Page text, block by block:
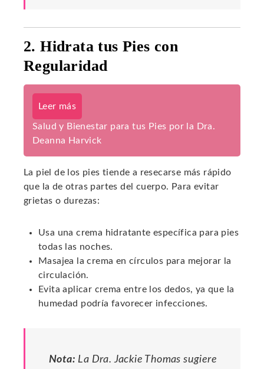
2. Hidrata tus Pies con
Regularidad
Leer más
Salud y Bienestar para tus Pies por la Dra.
Deanna Harvick
La piel de los pies tiende a resecarse más rápido
que la de otras partes del cuerpo. Para evitar
grietas o durezas:
Usa una crema hidratante específica para pies
todas las noches.
Masajea la crema en círculos para mejorar la
circulación.
Evita aplicar crema entre los dedos, ya que la
humedad podría favorecer infecciones.
Nota: La Dra. Jackie Thomas sugiere